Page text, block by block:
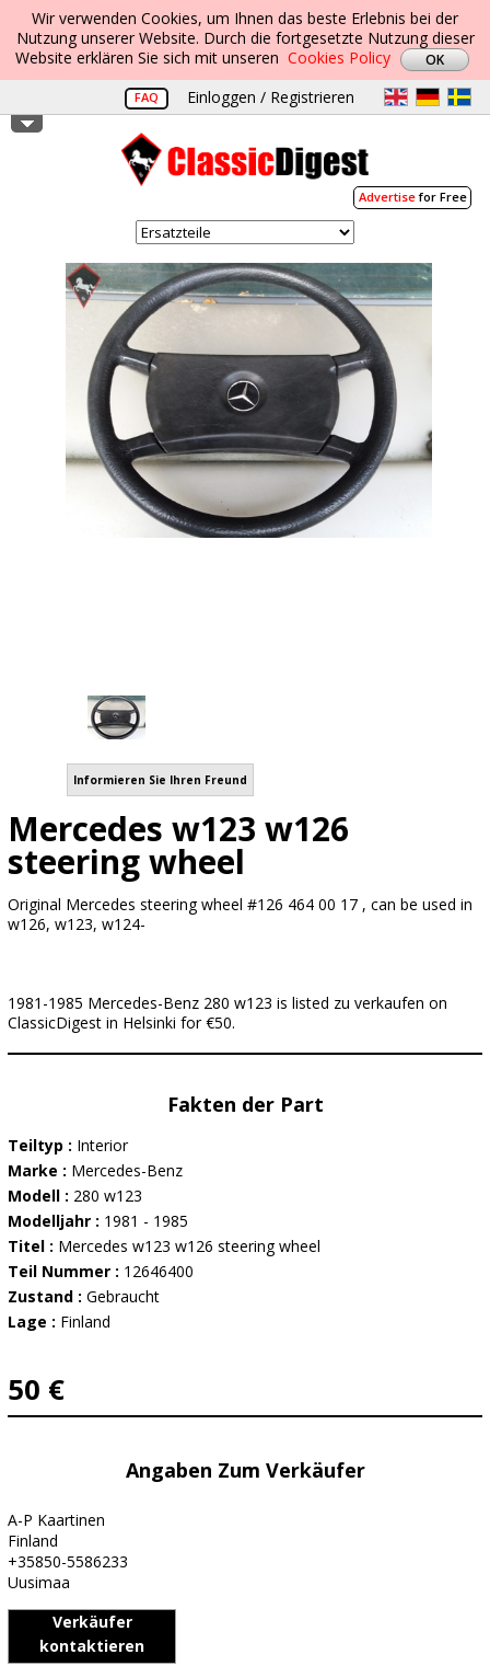
Wir verwenden Cookies, um Ihnen das beste Erlebnis bei der
Nutzung unserer Website. Durch die fortgesetzte Nutzung dieser
Website erklären Sie sich mit unseren Cookies Policy
FAQ Einloggen / Registrieren
Advertisefor Free
Informieren Sie Ihren Freund
Mercedes w123 w126
steering wheel
Original Mercedes steering wheel #126 464 00 17 , can be used in
w126, w123, w124-
1981-1985 Mercedes-Benz 280 w123 is listed zu verkaufen on
ClassicDigest in Helsinki for €50.
Fakten der Part
Teiltyp : Interior
Marke : Mercedes-Benz
Modell : 280 w123
Modelljahr : 1981 - 1985
Titel : Mercedes w123 w126 steering wheel
Teil Nummer : 12646400
Zustand : Gebraucht
Lage : Finland
50 €
Angaben Zum Verkäufer
A-P Kaartinen
Finland
+35850-5586233
Uusimaa
Verkäufer
kontaktieren